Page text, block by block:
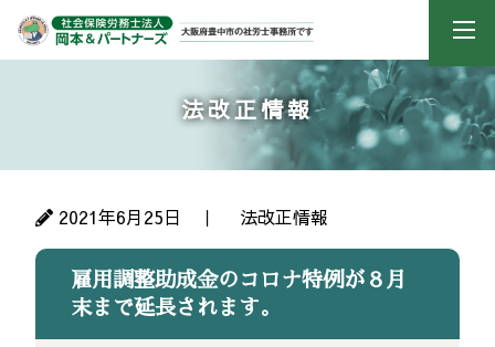
法改正情報
2021年6月25日 ｜ 法改正情報
雇用調整助成金のコロナ特例が８月
末まで延長されます。